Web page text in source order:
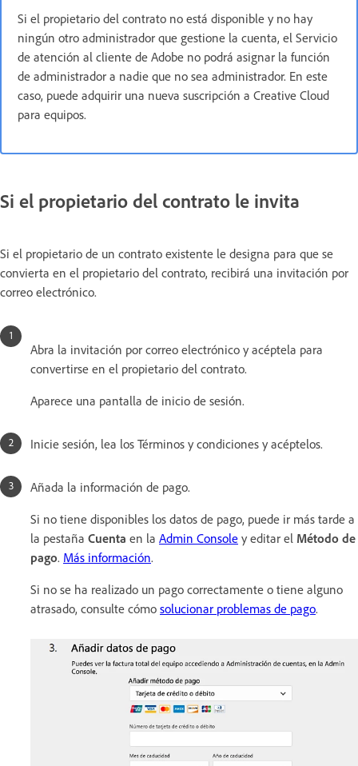
Si el propietario del contrato no está disponible y no hay
ningún otro administrador que gestione la cuenta, el Servicio
de atención al cliente de Adobe no podrá asignar la función
de administrador a nadie que no sea administrador. En este
caso, puede adquirir una nueva suscripción a Creative Cloud
para equipos.
Si el propietario del contrato le invita
Si el propietario de un contrato existente le designa para que se
convierta en el propietario del contrato, recibirá una invitación por
correo electrónico.
Abra la invitación por correo electrónico y acéptela para
convertirse en el propietario del contrato.
Aparece una pantalla de inicio de sesión.
Inicie sesión, lea los Términos y condiciones y acéptelos.
Añada la información de pago.
Si no tiene disponibles los datos de pago, puede ir más tarde a
la pestaña Cuenta en la Admin Console y editar el Método de
pago. Más información.
Si no se ha realizado un pago correctamente o tiene alguno
atrasado, consulte cómo solucionar problemas de pago.